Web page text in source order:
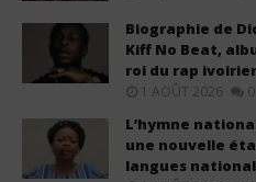
Biographie de
Kiff No Beat,
roi du rap
1 AOÛT 2026 0
L’hymne
une nouvelle
langues